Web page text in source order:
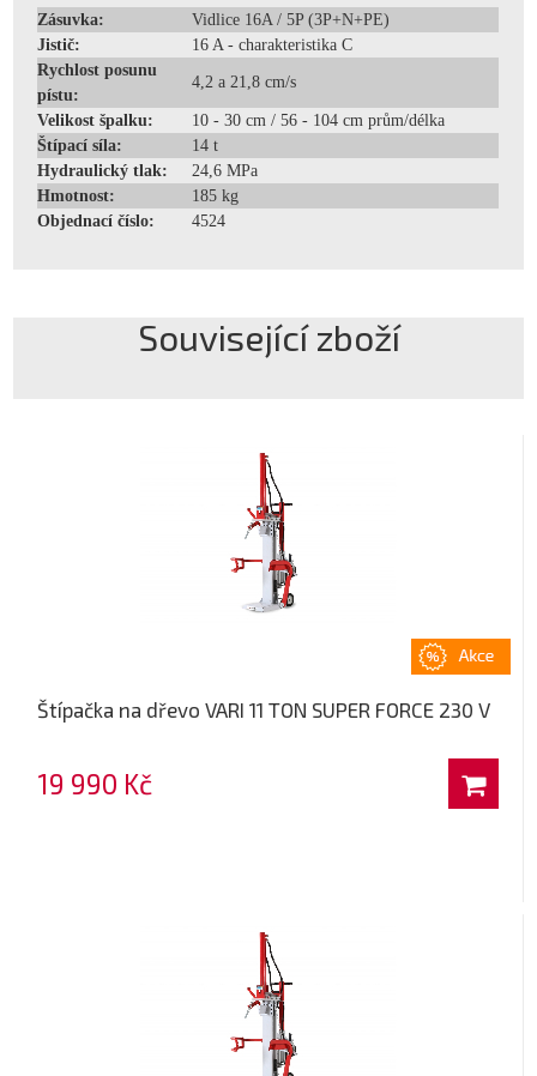
Zásuvka:
Vidlice 16A / 5P (3P+N+PE)
Jistič:
16 A - charakteristika C
Rychlost posunu
pístu:
4,2 a 21,8 cm/s
Velikost špalku:
10 - 30 cm / 56 - 104 cm prům/délka
Štípací síla:
14 t
Hydraulický tlak:
24,6 MPa
Hmotnost:
185 kg
Objednací číslo:
4524
Související zboží
Štípačka na dřevo VARI 11 TON SUPER FORCE 230 V
19 990 Kč